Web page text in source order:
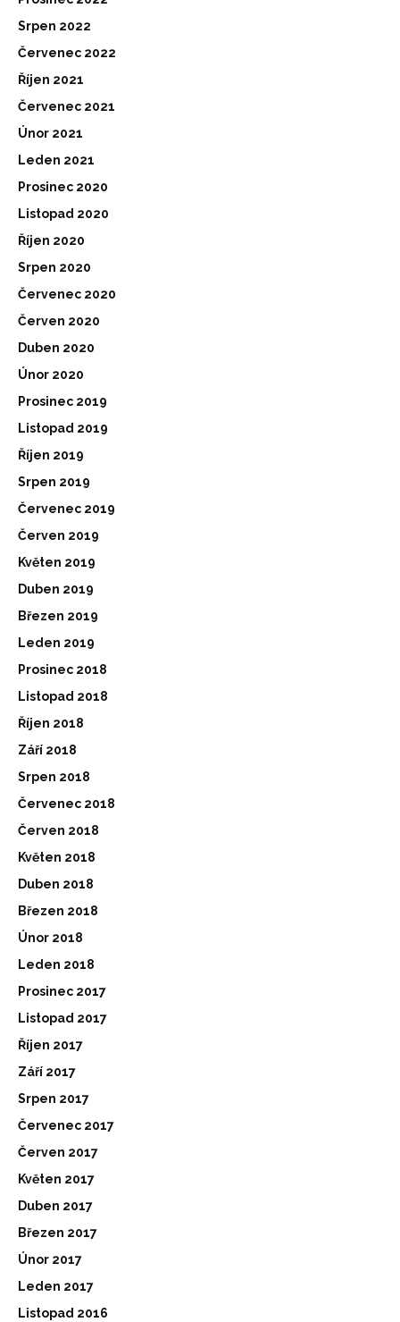
Srpen 2022
Červenec 2022
Říjen 2021
Červenec 2021
Únor 2021
Leden 2021
Prosinec 2020
Listopad 2020
Říjen 2020
Srpen 2020
Červenec 2020
Červen 2020
Duben 2020
Únor 2020
Prosinec 2019
Listopad 2019
Říjen 2019
Srpen 2019
Červenec 2019
Červen 2019
Květen 2019
Duben 2019
Březen 2019
Leden 2019
Prosinec 2018
Listopad 2018
Říjen 2018
Září 2018
Srpen 2018
Červenec 2018
Červen 2018
Květen 2018
Duben 2018
Březen 2018
Únor 2018
Leden 2018
Prosinec 2017
Listopad 2017
Říjen 2017
Září 2017
Srpen 2017
Červenec 2017
Červen 2017
Květen 2017
Duben 2017
Březen 2017
Únor 2017
Leden 2017
Listopad 2016